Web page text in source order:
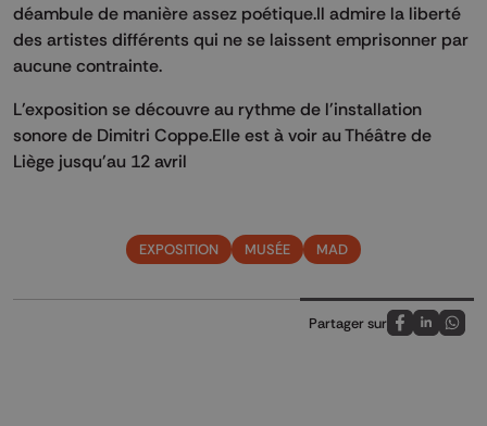
déambule de manière assez poétique.Il admire la liberté
des artistes différents qui ne se laissent emprisonner par
aucune contrainte.
L'exposition se découvre au rythme de l'installation
sonore de Dimitri Coppe.Elle est à voir au Théâtre de
Liège jusqu'au 12 avril
EXPOSITION MUSÉE MAD
Partager sur
Partagez sur
Partagez